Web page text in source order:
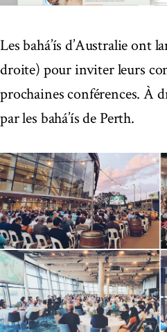
Les bahá’ís d’Australie ont
droite) pour inviter leurs
prochaines conférences. À
par les bahá’ís de Perth.